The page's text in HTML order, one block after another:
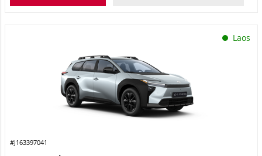
Laos
#J163397041